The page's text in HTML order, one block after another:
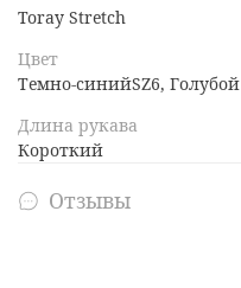
Toray Stretch
Цвет
Темно-синийSZ6, Голубой
Длина рукава
Короткий
Отзывы